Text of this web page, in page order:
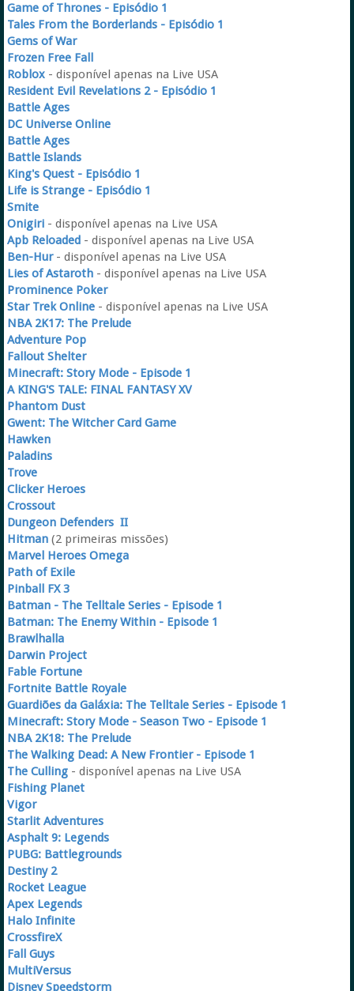
Game of Thrones - Episódio 1
Tales From the Borderlands - Episódio 1
Gems of War
Frozen Free Fall
Roblox - disponível apenas na Live USA
Resident Evil Revelations 2 - Episódio 1
Battle Ages
DC Universe Online
Battle Ages
Battle Islands
King's Quest - Episódio 1
Life is Strange - Episódio 1
Smite
Onigiri- disponível apenas na Live USA
Apb Reloaded- disponível apenas na Live USA
Ben-Hur- disponível apenas na Live USA
Lies of Astaroth- disponível apenas na Live USA
Prominence Poker
Star Trek Online- disponível apenas na Live USA
NBA 2K17: The Prelude
Adventure Pop
Fallout Shelter
Minecraft: Story Mode - Episode 1
A KING'S TALE: FINAL FANTASY XV
Phantom Dust
Gwent: The Witcher Card Game
Hawken
Paladins
Trove
Clicker Heroes
Crossout
Dungeon Defenders II
Hitman(2 primeiras missões)
Marvel Heroes Omega
Path of Exile
Pinball FX 3
Batman - The Telltale Series - Episode 1
Batman: The Enemy Within - Episode 1
Brawlhalla
Darwin Project
Fable Fortune
Fortnite Battle Royale
Guardiões da Galáxia: The Telltale Series - Episode 1
Minecraft: Story Mode - Season Two - Episode 1
NBA 2K18: The Prelude
The Walking Dead: A New Frontier - Episode 1
The Culling- disponível apenas na Live USA
Fishing Planet
Vigor
Starlit Adventures
Asphalt 9: Legends
PUBG: Battlegrounds
Destiny 2
Rocket League
Apex Legends
Halo Infinite
CrossfireX
Fall Guys
MultiVersus
Disney Speedstorm